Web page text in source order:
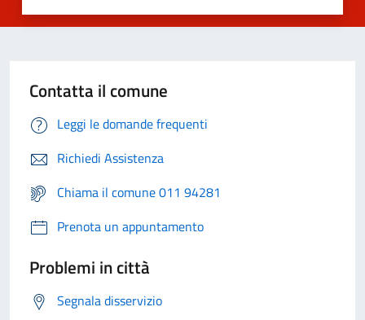
Contatta il comune
Leggi le domande frequenti
Richiedi Assistenza
Chiama il comune 011 94281
Prenota un appuntamento
Problemi in città
Segnala disservizio